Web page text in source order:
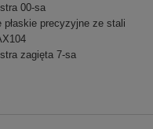
00-sa
płaskie precyzyjne ze stali
zagięta 7-sa